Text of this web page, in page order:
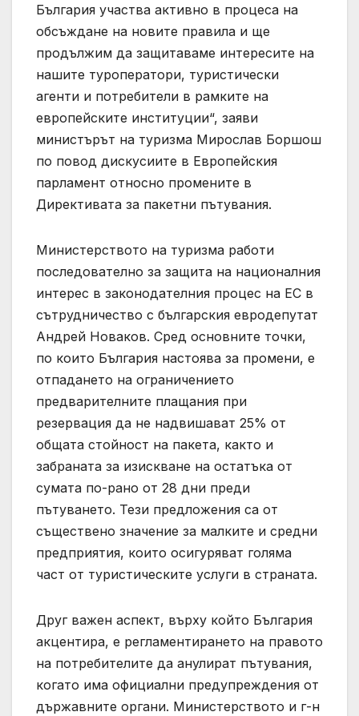
България участва активно в процеса на
обсъждане на новите правила и ще
продължим да защитаваме интересите на
нашите туроператори, туристически
агенти и потребители в рамките на
европейските институции“, заяви
министърът на туризма Мирослав Боршош
по повод дискусиите в Европейския
парламент относно промените в
Директивата за пакетни пътувания.
Министерството на туризма работи
последователно за защита на националния
интерес в законодателния процес на ЕС в
сътрудничество с българския евродепутат
Андрей Новаков. Сред основните точки,
по които България настоява за промени, е
отпадането на ограничението
предварителните плащания при
резервация да не надвишават 25% от
общата стойност на пакета, както и
забраната за изискване на остатъка от
сумата по-рано от 28 дни преди
пътуването. Тези предложения са от
съществено значение за малките и средни
предприятия, които осигуряват голяма
част от туристическите услуги в страната.
Друг важен аспект, върху който България
акцентира, е регламентирането на правото
на потребителите да анулират пътувания,
когато има официални предупреждения от
държавните органи. Министерството и г-н